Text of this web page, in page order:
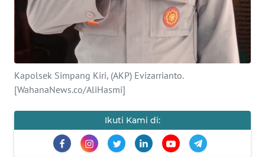
Kapolsek Simpang Kiri, (AKP) Evizarrianto.
[WahanaNews.co/AliHasmi]
Ikuti Kami di:
INFO
IKLAN
TENTANG
KAMI
PEDOMAN